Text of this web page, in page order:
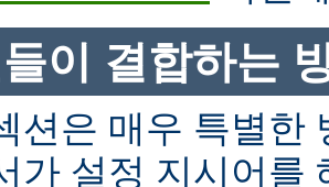
이 결합하는
션은 매우 특별한
가 설정 지시어를